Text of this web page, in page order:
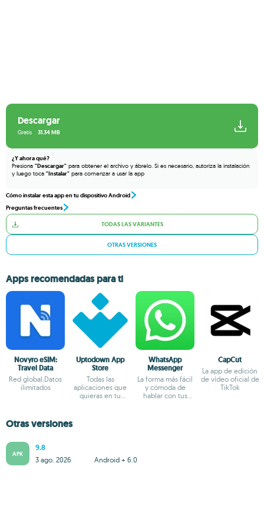
Descargar
31.34 MB
Gratis
¿Y ahora qué?
Presiona "Descargar" para obtener el archivo y ábrelo. Si es necesario, autoriza la instalación
y luego toca "Instalar" para comenzar a usar la app
Cómo instalar esta app en tu dispositivo Android
Preguntas frecuentes
TODAS LAS VARIANTES
OTRAS VERSIONES
Apps recomendadas para ti
Novyro eSIM:
Travel Data
Red global,Datos
ilimitados
Uptodown App
Store
Todas las
aplicaciones que
quieras en tu
WhatsApp
Messenger
La forma más fácil
y cómoda de
hablar con tus
CapCut
La app de edición
de vídeo oficial de
TikTok
Otras versiones
APK
9.8
Android + 6.0
3 ago. 2026